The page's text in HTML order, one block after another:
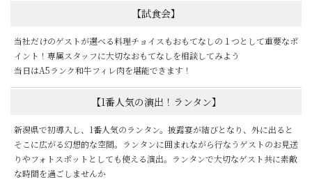
【試食会】
当社だけのゲストが選べる料理チョイスもおもてなしの１つとして重要なポ
イント！専属スタッフに大切なおもてなしを相談してみよう
当日はA5ランク和牛フィレ肉を堪能できます！
【1番人気の演出！ランタン】
新潟県で初導入し、1番人気のランタン。披露宴が結びとなり、外に出ると
そこに広がる幻想的な空間。ランタンに囲まれながら行なうゲストのお見送
りやフォトスポットとしても使える演出。ランタンで大切なゲスト共に素敵
な時間を過ごしませんか